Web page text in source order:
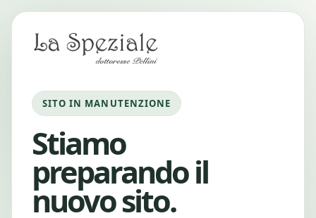
SITO IN MANUTENZIONE
Stiamo
preparando il
nuovo sito.